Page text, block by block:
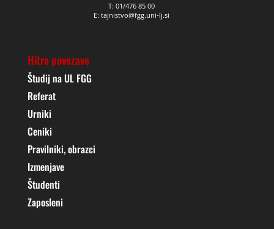
T: 01/476 85 00
E: tajnistvo@fgg.uni-lj.si
Hitre povezave
Študij na UL FGG
Referat
Urniki
Ceniki
Pravilniki, obrazci
Izmenjave
Študenti
Zaposleni